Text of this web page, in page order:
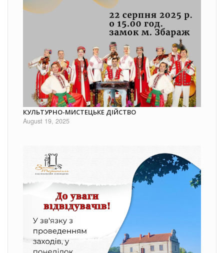
КУЛЬТУРНО-МИСТЕЦЬКЕ ДІЙСТВО
August 19, 2025